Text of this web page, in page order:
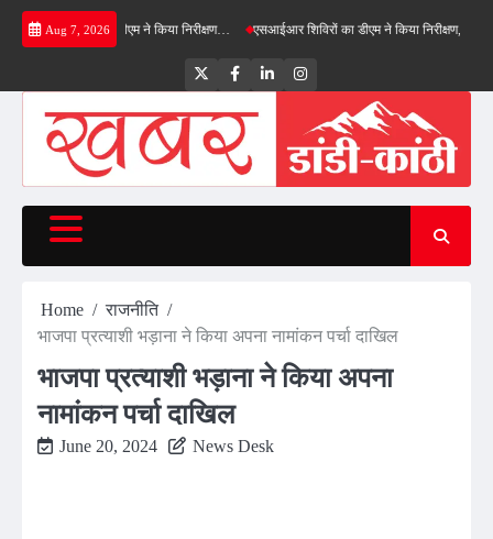
Skip
Aug 7, 2026
बाईपास का डीएम ने किया निरीक्षण… एसआईआर शिविरों का डीएम ने किया निरीक्षण, बोले—कोई
TwitterFacebookLinkedInInstagram
Home
राजनीति
भाजपा प्रत्याशी भड़ाना ने किया अपना नामांकन पर्चा दाखिल
भाजपा प्रत्याशी भड़ाना ने किया अपना
नामांकन पर्चा दाखिल
June 20, 2024 News Desk